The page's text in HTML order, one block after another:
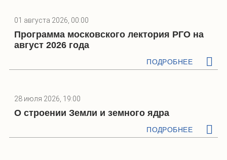
01 августа 2026, 00:00
Программа московского лектория РГО на
август 2026 года
ПОДРОБНЕЕ
28 июля 2026, 19:00
О строении Земли и земного ядра
ПОДРОБНЕЕ